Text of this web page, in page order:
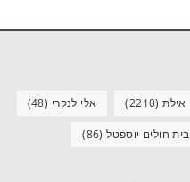
אילת(2210) אלי לנקרי (48)
בית חולים יוספטל(86)